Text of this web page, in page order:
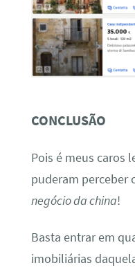
CONCLUSÃO
Pois é meus caros
puderam perceber
negócio da china!
Basta entrar em
imobiliárias